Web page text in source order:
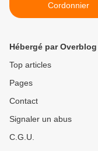
Cordonnier
Hébergé par Overblog
Top articles
Pages
Contact
Signaler un abus
C.G.U.